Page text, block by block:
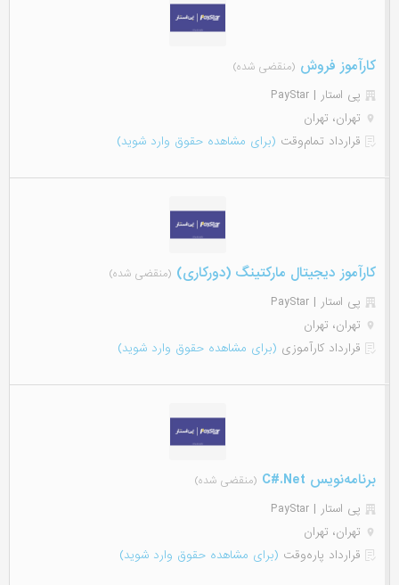
کارآموز فروش (منقضی شده)
پی استار | PayStar
تهران، تهران
قرارداد تمام‌وقت (برای مشاهده حقوق وارد شوید)
کارآموز دیجیتال مارکتینگ (دورکاری) (منقضی شده)
پی استار | PayStar
تهران، تهران
قرارداد کارآموزی (برای مشاهده حقوق وارد شوید)
برنامه‌نویس C#.Net (منقضی شده)
پی استار | PayStar
تهران، تهران
قرارداد پاره‌وقت (برای مشاهده حقوق وارد شوید)